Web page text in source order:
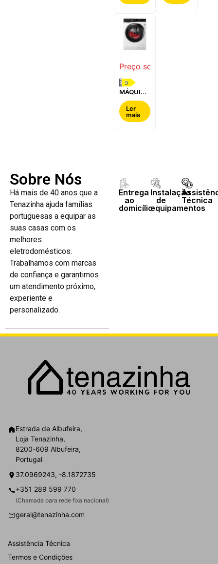
Preço sob consulta
D
MÁQUINA
DE LAVAR
E SECAR
ROUPA
AEG -
Ler
mais
Sobre Nós
Há mais de 40 anos que a
Tenazinha ajuda famílias
portuguesas a equipar as
suas casas com os
melhores
eletrodomésticos.
Trabalhamos com marcas
de confiança e garantimos
um atendimento próximo,
experiente e
personalizado.
Entrega
ao
domicílio
Instalação
de
equipamentos
Técnica
Estrada de Albufeira,
Loja Tenazinha,
8200-609 Albufeira,
Portugal
37.0969243, -8.1872735
+351 289 599 770
(Chamada para rede fixa nacional)
geral@tenazinha.com
Assistência Técnica
Termos e Condições